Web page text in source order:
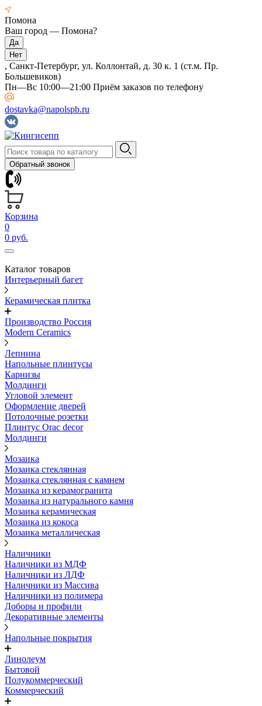
Помона
Ваш город — Помона?
, Санкт-Петербург, ул. Коллонтай, д. 30 к. 1 (ст.м. Пр.
Большевиков)
Пн—Вс 10:00—21:00 Приём заказов по телефону
dostavka@napolspb.ru
Обратный звонок
Корзина
0
0 руб.
Каталог товаров
Интерьерный багет
Керамическая плитка
Производство Россия
Modern Ceramics
Лепнина
Напольные плинтусы
Карнизы
Молдинги
Угловой элемент
Оформление дверей
Потолочные розетки
Плинтус Orac decor
Молдинги
Мозаика
Мозаика стеклянная
Мозаика стеклянная с камнем
Мозаика из керамогранита
Мозаика из натурального камня
Мозаика керамическая
Мозаика из кокоса
Мозаика металлическая
Наличники
Наличники из МДФ
Наличники из ЛДФ
Наличники из Массива
Наличники из полимера
Доборы и профили
Декоративные элементы
Напольные покрытия
Линолеум
Бытовой
Полукоммерческий
Коммерческий